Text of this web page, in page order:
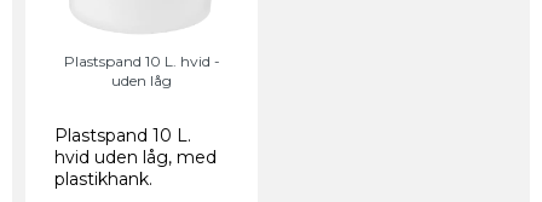
Plastspand 10 L. hvid -
uden låg
Plastspand 10 L.
hvid uden låg, med
plastikhank.